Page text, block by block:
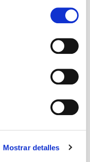
Mostrar detalles